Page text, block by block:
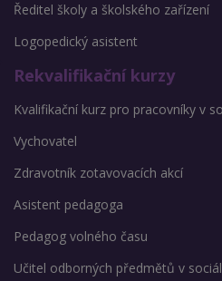
Ředitel školy a školského zařízení
Logopedický asistent
Rekvalifikační kurzy
Kvalifikační kurz pro pracovníky v
Vychovatel
Zdravotník zotavovacích akcí
Asistent pedagoga
Pedagog volného času
Učitel odborných předmětů v